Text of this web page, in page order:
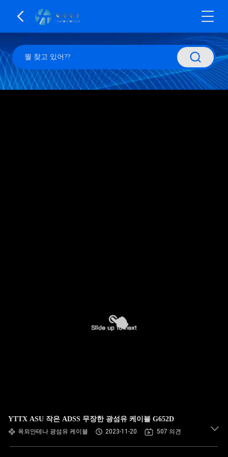
YTTX ASU 작은 ADSS 무장한 광섬유 케이블 G652D
옥외안테나 광섬유 케이블 2023-11-20 507 의견